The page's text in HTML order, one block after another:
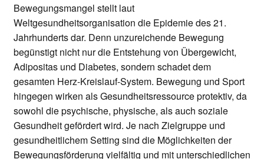
Bewegungsmangel stellt laut
Weltgesundheitsorganisation die Epidemie des 21.
Jahrhunderts dar. Denn unzureichende Bewegung
begünstigt nicht nur die Entstehung von Übergewicht,
Adipositas und Diabetes, sondern schadet dem
gesamten Herz-Kreislauf-System. Bewegung und Sport
hingegen wirken als Gesundheitsressource protektiv, da
sowohl die psychische, physische, als auch soziale
Gesundheit gefördert wird. Je nach Zielgruppe und
gesundheitlichem Setting sind die Möglichkeiten der
Bewegungsförderung vielfältig und mit unterschiedlichen